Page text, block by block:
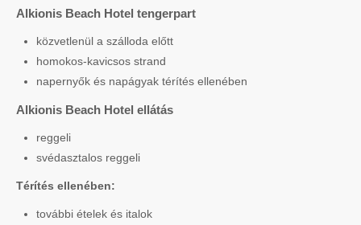
Alkionis Beach Hotel tengerpart
közvetlenül a szálloda előtt
homokos-kavicsos strand
napernyők és napágyak térítés ellenében
Alkionis Beach Hotel ellátás
reggeli
svédasztalos reggeli
Térítés ellenében:
további ételek és italok